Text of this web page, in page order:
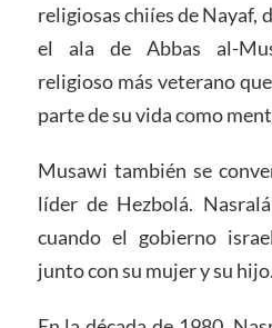
religiosas chiíes de Nayaf,
el ala de Abbas al-
religioso más veterano
parte de su vida como
Musawi también se
líder de Hezbolá.
cuando el gobierno
junto con su mujer y su hijo.